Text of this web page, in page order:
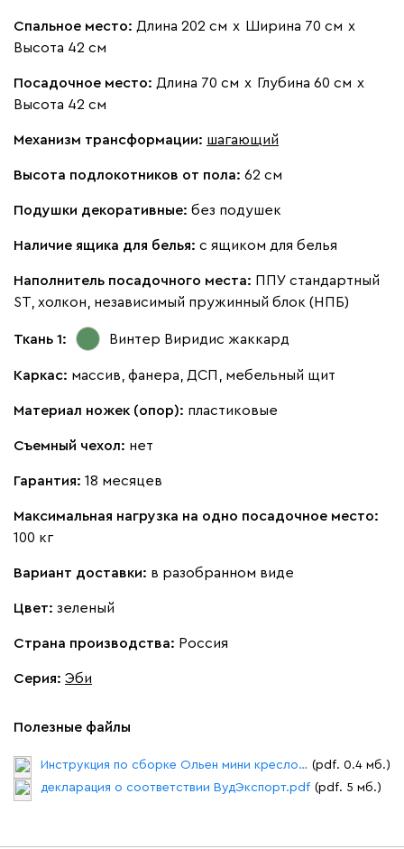
000 795
Мола
Жёлтый Песочный Розовый Светло-серый
Ланза
Бежевый
Винтер 48 990
Спальное место: Длина 202 см х Ширина 70 см х
Высота 42 см
Посадочное место: Длина 70 см х Глубина 60 см х
Высота 42 см
Механизм трансформации: шагающий
Высота подлокотников от пола: 62 см
Подушки декоративные: без подушек
Наличие ящика для белья: с ящиком для белья
Наполнитель посадочного места: ППУ стандартный
ST, холкон, независимый пружинный блок (НПБ)
Ткань 1: Винтер Виридис жаккард
Каркас: массив, фанера, ДСП, мебельный щит
Материал ножек (опор): пластиковые
Съемный чехол: нет
Гарантия: 18 месяцев
Максимальная нагрузка на одно посадочное место:
100 кг
Вариант доставки: в разобранном виде
Цвет: зеленый
Страна производства: Россия
Серия: Эби
Полезные файлы
Инструкция по сборке Ольен мини кресло.pdf (pdf. 0.4 мб.)
декларация о соответствии ВудЭкспорт.pdf (pdf. 5 мб.)